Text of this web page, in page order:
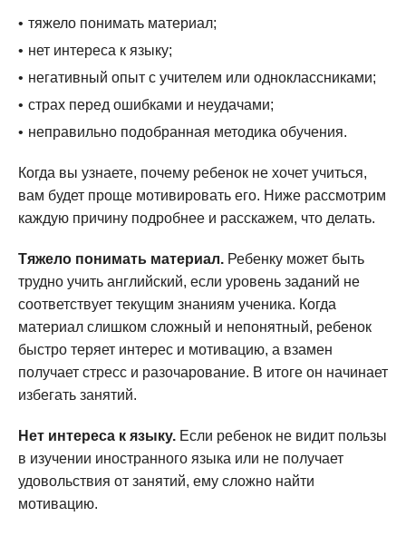
тяжело понимать материал;
нет интереса к языку;
негативный опыт с учителем или одноклассниками;
страх перед ошибками и неудачами;
неправильно подобранная методика обучения.
Когда вы узнаете, почему ребенок не хочет учиться,
вам будет проще мотивировать его. Ниже рассмотрим
каждую причину подробнее и расскажем, что делать.
Тяжело понимать материал. Ребенку может быть
трудно учить английский, если уровень заданий не
соответствует текущим знаниям ученика. Когда
материал слишком сложный и непонятный, ребенок
быстро теряет интерес и мотивацию, а взамен
получает стресс и разочарование. В итоге он начинает
избегать занятий.
Нет интереса к языку. Если ребенок не видит пользы
в изучении иностранного языка или не получает
удовольствия от занятий, ему сложно найти
мотивацию.